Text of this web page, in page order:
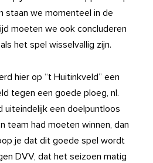
staan we momenteel in de
moeten we ook concluderen
het spel wisselvallig zijn.
hier op “t Huitinkveld” een
tegen een goede ploeg, nl.
uiteindelijk een doelpuntloos
team had moeten winnen, dan
je dat dit goede spel wordt
DVV, dat het seizoen matig